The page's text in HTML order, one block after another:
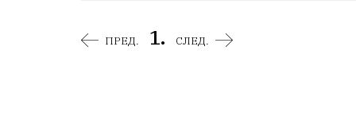
ПРЕД. 1. СЛЕД.